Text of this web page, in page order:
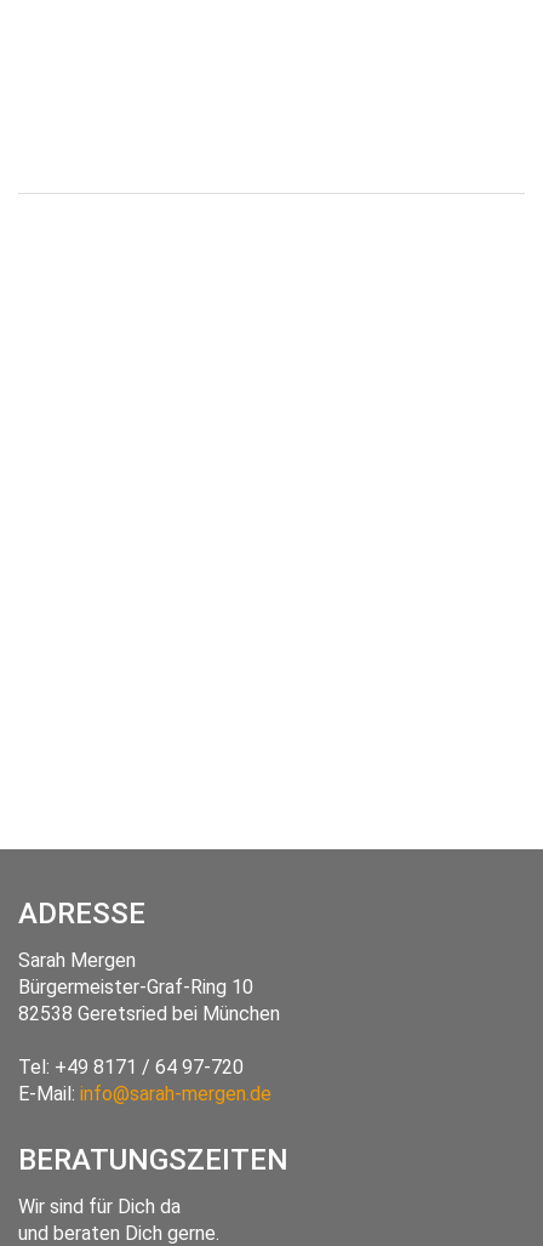
ADRESSE
Sarah Mergen
Bürgermeister-Graf-Ring 10
82538 Geretsried bei München
Tel: +49 8171 / 64 97-720
E-Mail: info@sarah-mergen.de
BERATUNGSZEITEN
Wir sind für Dich da
und beraten Dich gerne.